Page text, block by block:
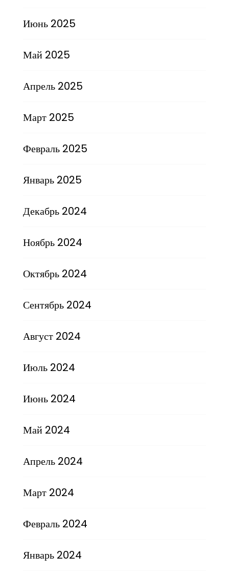
Июнь 2025
Май 2025
Апрель 2025
Март 2025
Февраль 2025
Январь 2025
Декабрь 2024
Ноябрь 2024
Октябрь 2024
Сентябрь 2024
Август 2024
Июль 2024
Июнь 2024
Май 2024
Апрель 2024
Март 2024
Февраль 2024
Январь 2024